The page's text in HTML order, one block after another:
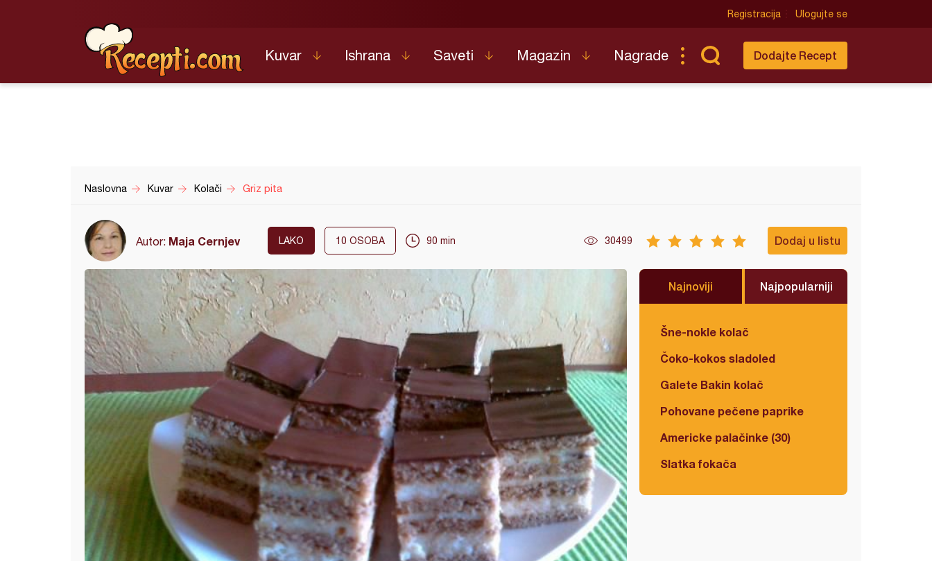
Registracija Ulogujte se
Kuvar Ishrana Saveti Magazin Nagrade Dodajte Recept
Naslovna Kuvar Kolači Griz pita
Autor: Maja Cernjev LAKO 10 OSOBA 90 min 30499 Dodaj u listu
Najnoviji Najpopularniji
Šne-nokle kolač
Čoko-kokos sladoled
Galete Bakin kolač
Pohovane pečene paprike
Americke palačinke (30)
Slatka fokača